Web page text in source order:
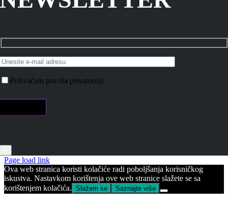
Prihvaćam pravila privatnosti
Page load link
Ova web stranica koristi kolačiće radi poboljšanja korisničkog
iskustva. Nastavkom korištenja ove web stranice slažete se sa
korištenjem kolačića. Slažem se Saznajte više